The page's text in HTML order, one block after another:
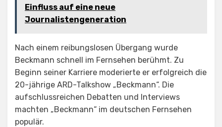
Einfluss auf eine neue
Journalistengeneration
Nach einem reibungslosen Übergang wurde
Beckmann schnell im Fernsehen berühmt. Zu
Beginn seiner Karriere moderierte er erfolgreich die
20-jährige ARD-Talkshow „Beckmann“. Die
aufschlussreichen Debatten und Interviews
machten „Beckmann“ im deutschen Fernsehen
populär.